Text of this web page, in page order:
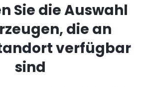
Sie die Auswahl
die an
verfügbar
sind